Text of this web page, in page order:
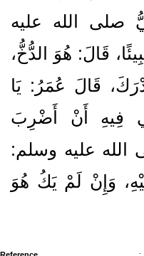
صلى الله عليه
قَالَ‏:‏ هُوَ الدُّخُّ،
قَالَ عُمَرُ‏:‏ يَا
فِيهِ أَنْ أَضْرِبَ
الله عليه وسلم‏:‏
وَإِنْ لَمْ يَكُ هُوَ